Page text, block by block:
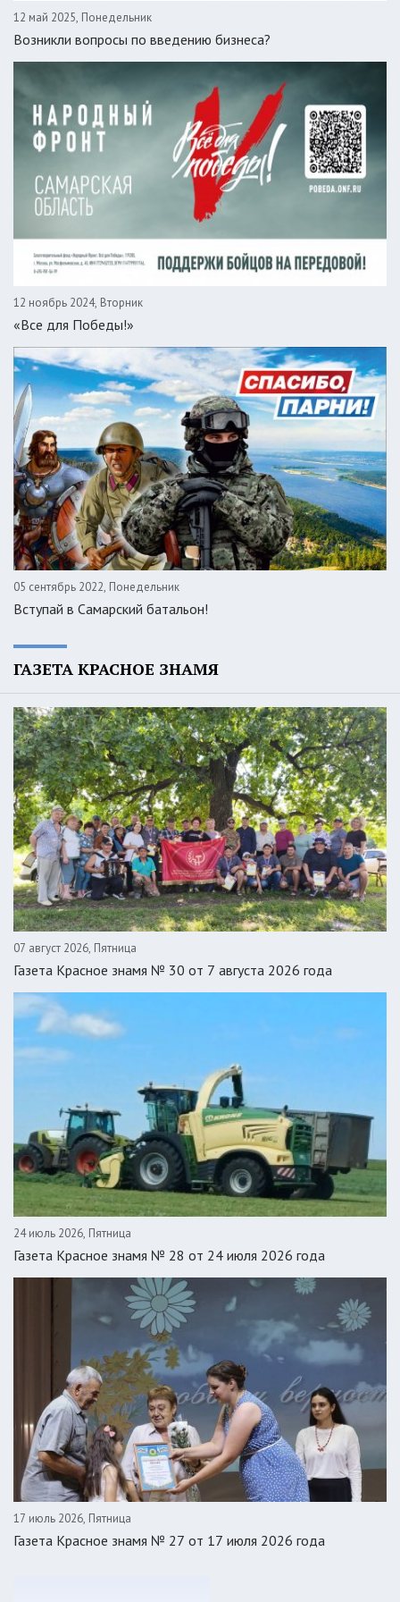
12 май 2025, Понедельник
Возникли вопросы по введению бизнеса?
12 ноябрь 2024, Вторник
«Все для Победы!»
05 сентябрь 2022, Понедельник
Вступай в Самарский батальон!
ГАЗЕТА КРАСНОЕ ЗНАМЯ
07 август 2026, Пятница
Газета Красное знамя № 30 от 7 августа 2026 года
24 июль 2026, Пятница
Газета Красное знамя № 28 от 24 июля 2026 года
17 июль 2026, Пятница
Газета Красное знамя № 27 от 17 июля 2026 года